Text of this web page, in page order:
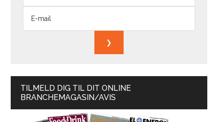
TILMELD DIG TIL DIT ONLINE
BRANCHEMAGASIN/AVIS